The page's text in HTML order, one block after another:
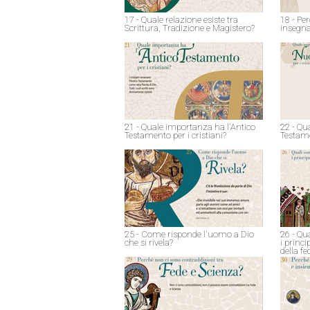
17 - Quale relazione esiste tra
Scrittura, Tradizione e Magistero?
18 -
21 - Quale importanza ha l'Antico
Testamento per i cristiani?
22 -
25 - Come risponde l'uomo a Dio
che si rivela?
26 -
i
della